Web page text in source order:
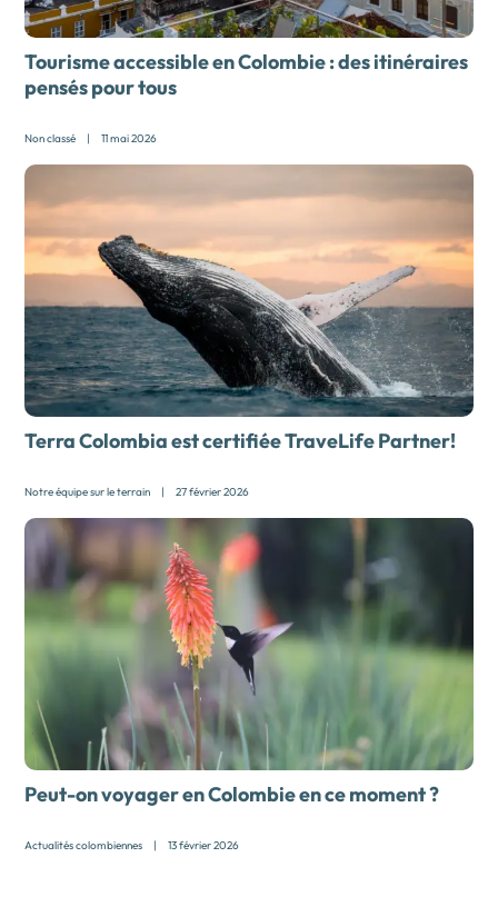
Tourisme accessible en Colombie : des itinéraires
pensés pour tous
Non classé | 11 mai 2026
Terra Colombia est certifiée TraveLife Partner!
Notre équipe sur le terrain | 27 février 2026
Peut-on voyager en Colombie en ce moment ?
Actualités colombiennes | 13 février 2026